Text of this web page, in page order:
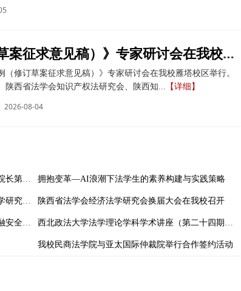
《著作权法实施条例（修订草案征求意见稿）》专家研讨会在我校举办
修订草案征求意见稿）》专家研讨会在我校雁塔校区举行。
陕西省法学会知识产权法研究会、陕西知... 【详细】
2026-08-04
民商法学院举行2025级学生开学典礼暨书记院长第一课 拥抱变革—AI浪潮下法学生的素养构建与实践策略
潘俊武教授当选中国太平洋学会自然资源法学研究分会副会长 陕西省法学会经济法学研究会换届大会在我校召开
经济法学院（知识产权学院）举办大学生金融安全教育活动 西北政法大学法学理论学科学术讲座（第二十四期）《宪法第一句》
我校民商法学院与亚太国际仲裁院举行合作签约活动